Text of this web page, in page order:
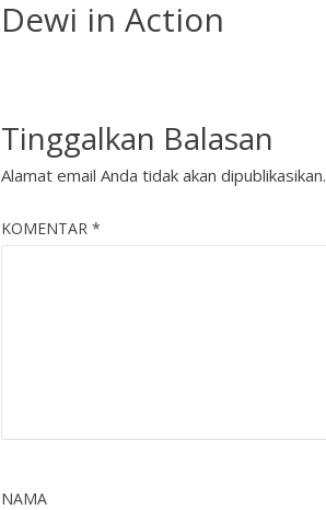
Dewi in Action
Tinggalkan Balasan
Alamat email Anda tidak akan dipublikasikan.
KOMENTAR *
NAMA